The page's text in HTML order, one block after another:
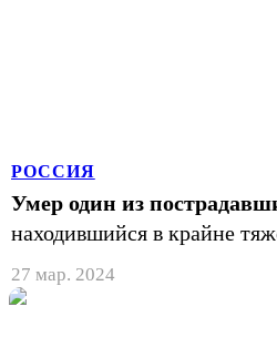
РОССИЯ
Умер один из
находившийся в крайне
27 мар. 2024